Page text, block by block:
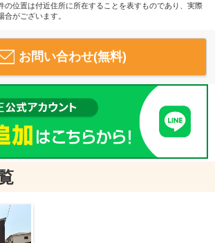
位置は付近住所に所在することを表すものであり、実際
がございます。
お問い合わせ(無料)